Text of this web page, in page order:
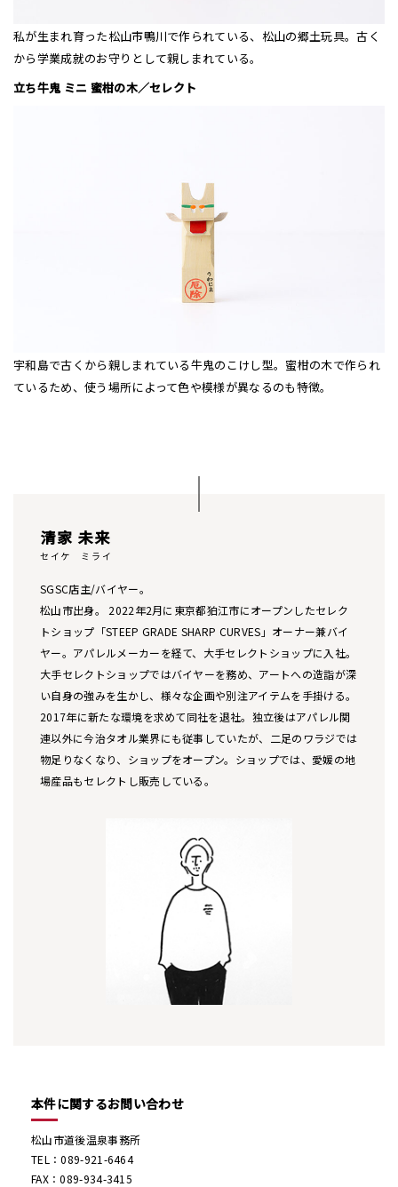
私が生まれ育った松山市鴨川で作られている、松山の郷土玩具。古く
から学業成就のお守りとして親しまれている。
立ち牛鬼 ミニ 蜜柑の木／セレクト
宇和島で古くから親しまれている牛鬼のこけし型。蜜柑の木で作られ
ているため、使う場所によって色や模様が異なるのも特徴。
清家 未来
セイケ ミライ
SGSC店主/バイヤー。
松山市出身。 2022年2月に東京都狛江市にオープンしたセレク
トショップ「STEEP GRADE SHARP CURVES」オーナー兼バイ
ヤー。アパレルメーカーを経て、大手セレクトショップに入社。
大手セレクトショップではバイヤーを務め、アートへの造詣が深
い自身の強みを生かし、様々な企画や別注アイテムを手掛ける。
2017年に新たな環境を求めて同社を退社。独立後はアパレル関
連以外に今治タオル業界にも従事していたが、二足のワラジでは
物足りなくなり、ショップをオープン。ショップでは、愛媛の地
場産品もセレクトし販売している。
本件に関するお問い合わせ
松山市道後温泉事務所
TEL：089-921-6464
FAX：089-934-3415